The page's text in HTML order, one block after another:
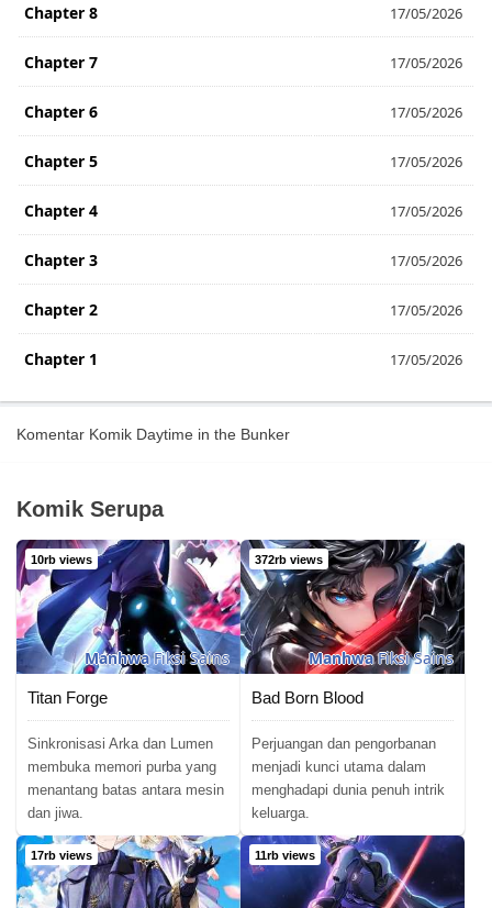
Chapter 8 17/05/2026
Chapter 7 17/05/2026
Chapter 6 17/05/2026
Chapter 5 17/05/2026
Chapter 4 17/05/2026
Chapter 3 17/05/2026
Chapter 2 17/05/2026
Chapter 1 17/05/2026
Komentar Komik Daytime in the Bunker
Komik Serupa
10rb views
ManhwaFiksi Sains
Titan Forge
Sinkronisasi Arka dan Lumen
membuka memori purba yang
menantang batas antara mesin
dan jiwa.
372rb views
ManhwaFiksi Sains
Bad Born Blood
Perjuangan dan pengorbanan
menjadi kunci utama dalam
menghadapi dunia penuh intrik
keluarga.
17rb views 11rb views